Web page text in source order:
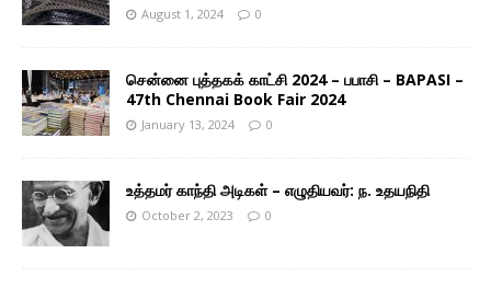
August 1, 2024 0
சென்னை புத்தகக் காட்சி 2024 – பபாசி – BAPASI –
47th Chennai Book Fair 2024
January 13, 2024 0
உத்தமர் காந்தி அடிகள் – எழுதியவர்: ந. உதயநிதி
October 2, 2023 0